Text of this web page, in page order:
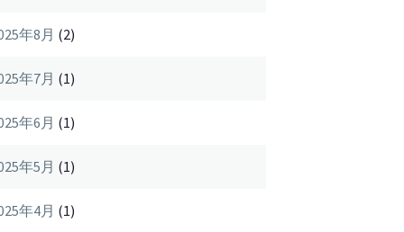
年8月 (2)
年7月 (1)
年6月 (1)
年5月 (1)
年4月 (1)